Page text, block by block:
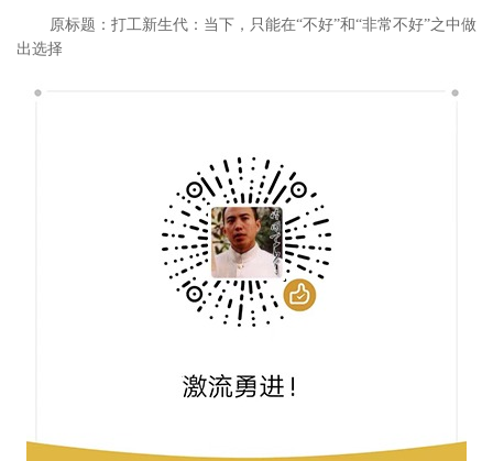
原标题： 打工新生代：当下，只能在“不好”和“非常不好”之中做
出选择